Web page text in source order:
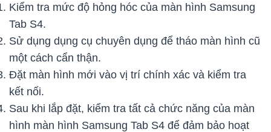
Kiểm tra mức độ hỏng hóc của màn hình Samsung
Tab S4.
Sử dụng dụng cụ chuyên dụng để tháo màn hình cũ
một cách cẩn thận.
Đặt màn hình mới vào vị trí chính xác và kiểm tra
kết nối.
Sau khi lắp đặt, kiểm tra tất cả chức năng của màn
hình màn hình Samsung Tab S4 để đảm bảo hoạt